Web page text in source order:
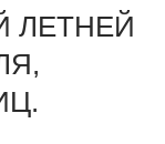
ЛЕТНЕЙ